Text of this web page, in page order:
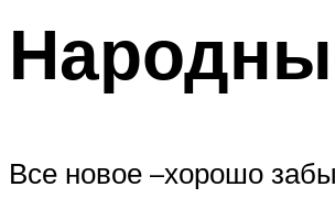
Все новое –хорошо